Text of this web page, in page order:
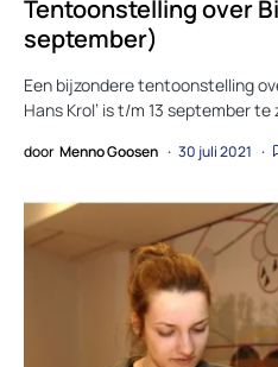
Tentoonstelling over
september)
Een bijzondere tentoonstelling
Hans Krol’ is t/m 13 september te
door Menno Goosen 30 juli 2021